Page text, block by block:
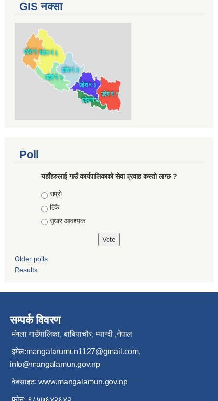
GIS नक्सा
Poll
यहाँहरुलाई गाउँ कार्यपालिकाको सेवा प्रवाह कस्तो लाग्छ ?
Choices
राम्रो
ठिकै
सुधार आवश्यक
Older polls
Results
सम्पर्क विवरण
मंगला गाउँपालिका, बाबियाचौर, म्याग्दी ,नेपाल
इमेल:mangalarumun1127@gmail.com,
info@mangalamun.gov.np
वेबसाइट: www.mangalamun.gov.np